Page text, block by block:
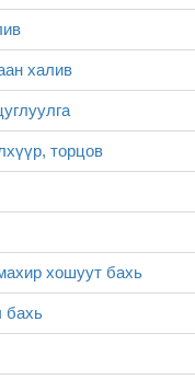
халив
торцов
хошуут бахь
бахь